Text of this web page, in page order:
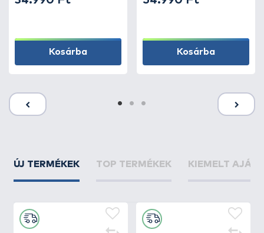
Kosárba Kosárba
ÚJ TERMÉKEK TOP TERMÉKEK KIEMELT